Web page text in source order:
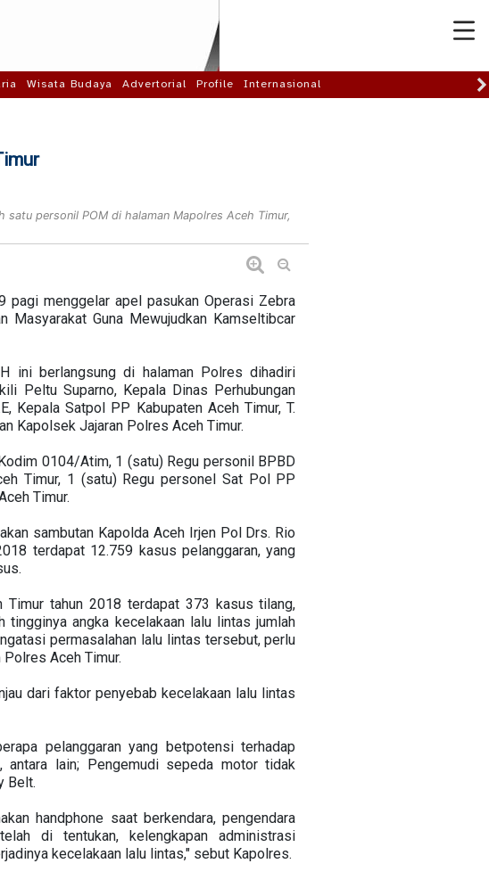
Wisata Budaya Advertorial Profile Internasional
personil POM di halaman Mapolres Aceh Timur,
menggelar apel pasukan Operasi Zebra
Masyarakat Guna Mewujudkan Kamseltibcar
ini berlangsung di halaman Polres dihadiri
Peltu Suparno, Kepala Dinas Perhubungan
Kepala Satpol PP Kabupaten Aceh Timur, T.
Kapolsek Jajaran Polres Aceh Timur.
0104/Atim, 1 (satu) Regu personil BPBD
Timur, 1 (satu) Regu personel Sat Pol PP
Timur.
sambutan Kapolda Aceh Irjen Pol Drs. Rio
terdapat 12.759 kasus pelanggaran, yang
tahun 2018 terdapat 373 kasus tilang,
tingginya angka kecelakaan lalu lintas jumlah
permasalahan lalu lintas tersebut, perlu
Aceh Timur.
dari faktor penyebab kecelakaan lalu lintas
pelanggaran yang betpotensi terhadap
antara lain; Pengemudi sepeda motor tidak
Belt.
handphone saat berkendara, pengendara
di tentukan, kelengkapan administrasi
kecelakaan lalu lintas," sebut Kapolres.